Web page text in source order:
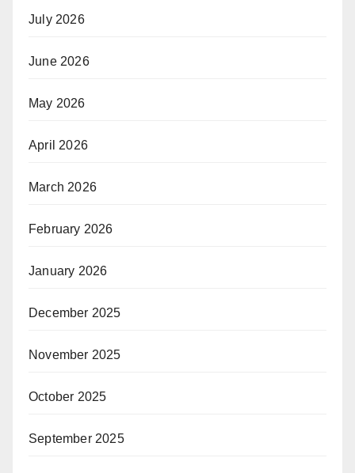
July 2026
June 2026
May 2026
April 2026
March 2026
February 2026
January 2026
December 2025
November 2025
October 2025
September 2025